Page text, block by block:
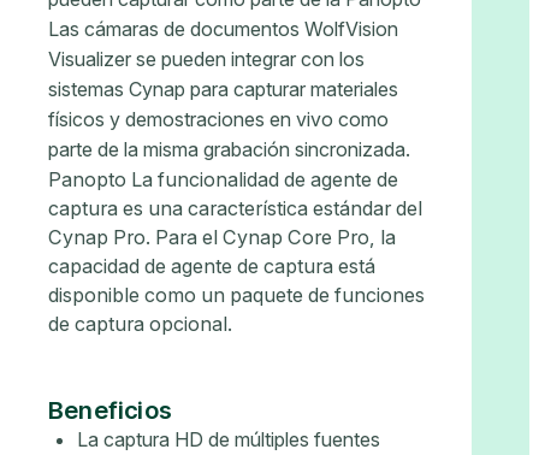
Las cámaras de documentos WolfVision
Visualizer se pueden integrar con los
sistemas Cynap para capturar materiales
físicos y demostraciones en vivo como
parte de la misma grabación sincronizada.
Panopto La funcionalidad de agente de
captura es una característica estándar del
Cynap Pro. Para el Cynap Core Pro, la
capacidad de agente de captura está
disponible como un paquete de funciones
de captura opcional.
Beneficios
La captura HD de múltiples fuentes